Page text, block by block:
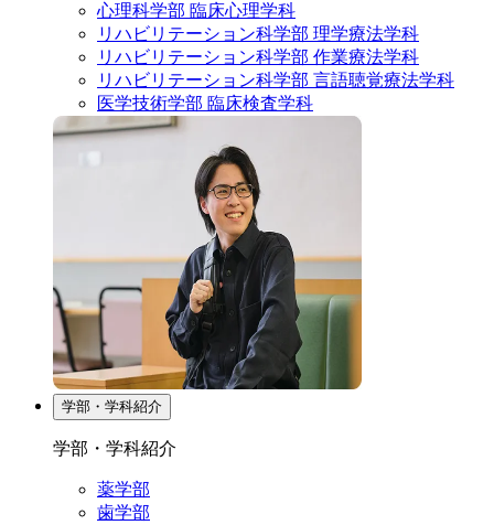
心理科学部 臨床心理学科
リハビリテーション科学部 理学療法学科
リハビリテーション科学部 作業療法学科
リハビリテーション科学部 言語聴覚療法学科
医学技術学部 臨床検査学科
学部・学科紹介
学部・学科紹介
薬学部
歯学部